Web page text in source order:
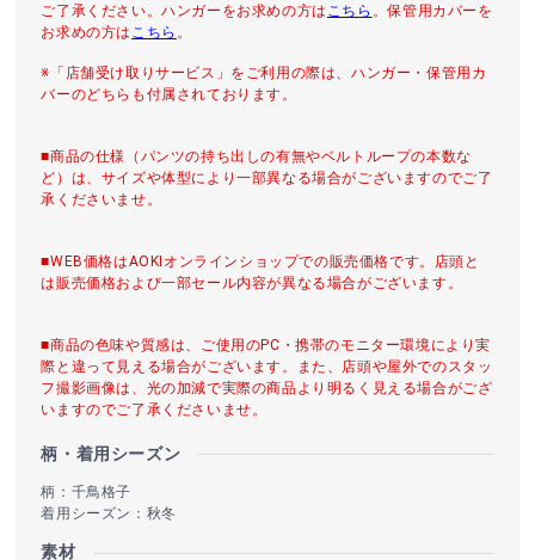
ご了承ください。ハンガーをお求めの方は こちら 。保管用カバーを
お求めの方は こちら 。
※「店舗受け取りサービス」をご利用の際は、ハンガー・保管用カ
バーのどちらも付属されております。
■商品の仕様（パンツの持ち出しの有無やベルトループの本数な
ど）は、サイズや体型により一部異なる場合がございますのでご了
承くださいませ。
■WEB価格はAOKIオンラインショップでの販売価格です。店頭と
は販売価格および一部セール内容が異なる場合がございます。
■商品の色味や質感は、ご使用のPC・携帯のモニター環境により実
際と違って見える場合がございます。また、店頭や屋外でのスタッ
フ撮影画像は、光の加減で実際の商品より明るく見える場合がござ
いますのでご了承くださいませ。
柄・着用シーズン
柄：千鳥格子
着用シーズン：秋冬
素材